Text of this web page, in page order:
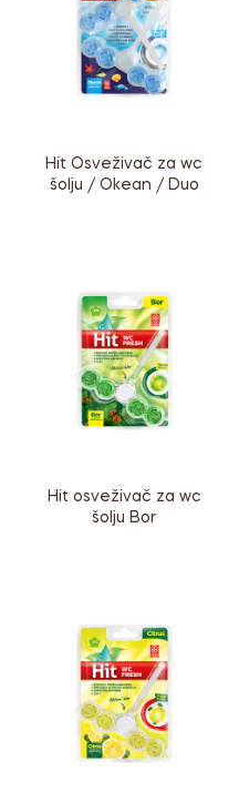
Hit Osveživač za wc
šolju / Okean / Duo
Hit osveživač za wc
šolju Bor